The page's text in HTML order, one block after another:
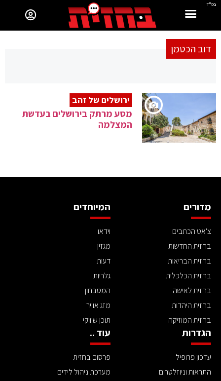
בס"ד
דוב הכטמן
ירושלים של זהב
מסע מרתק בירושלים בעדשת
המצלמה
מדורים
צ'אט הכתבים
בחזית החדשות
בחזית הבריאות
בחזית הכלכלית
בחזית לאישה
בחזית היהדות
בחזית המוזיקה
המיוחדים
וידאו
מגזין
דעות
גלריות
המטבחון
מזג אוויר
תוכן שיווקי
הגדרות
עדכון פרופיל
התראות וניוזלטרים
עוד ..
פרסום בחזית
מערכת ניהול לידים